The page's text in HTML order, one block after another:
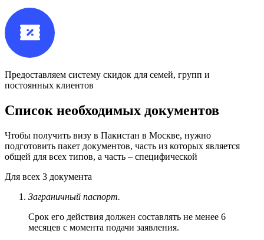
Предоставляем систему скидок для семей, групп и
постоянных клиентов
Список необходимых документов
Чтобы получить визу в Пакистан в Москве, нужно
подготовить пакет документов, часть из которых является
общей для всех типов, а часть – специфической
Для всех 3 документа
Заграничный паспорт.
Срок его действия должен составлять не менее 6
месяцев с момента подачи заявления.